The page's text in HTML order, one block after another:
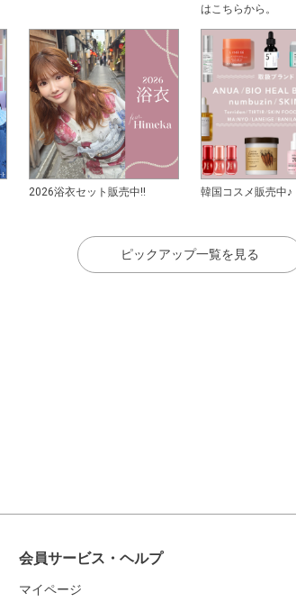
はこちらから。
2026浴衣セット販売中!! 韓国コスメ販売中♪
ピックアップ一覧を見る
会員サービス・ヘルプ
マイページ